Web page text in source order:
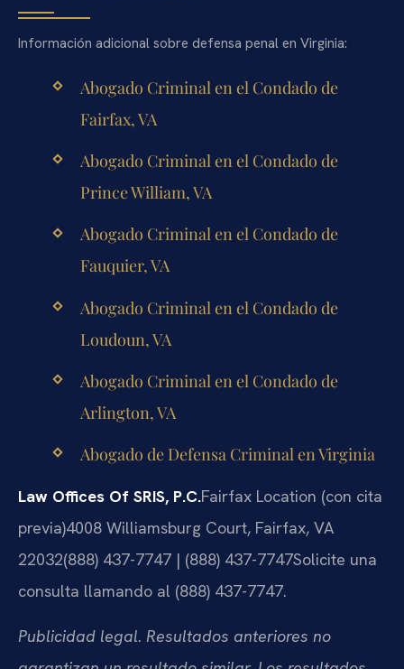
Información adicional sobre defensa penal en Virginia:
Abogado Criminal en el Condado de
Fairfax, VA
Abogado Criminal en el Condado de
Prince William, VA
Abogado Criminal en el Condado de
Fauquier, VA
Abogado Criminal en el Condado de
Loudoun, VA
Abogado Criminal en el Condado de
Arlington, VA
Abogado de Defensa Criminal en Virginia
Law Offices Of SRIS, P.C.Fairfax Location (con cita
previa)4008 Williamsburg Court, Fairfax, VA
22032(888) 437-7747 | (888) 437-7747Solicite una
consulta llamando al (888) 437-7747.
Publicidad legal. Resultados anteriores no